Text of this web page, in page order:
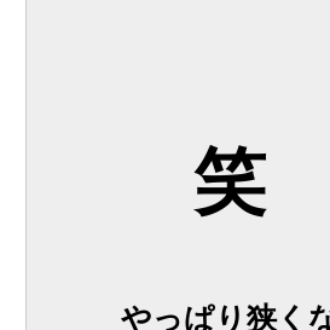
笑
やっぱり狭く